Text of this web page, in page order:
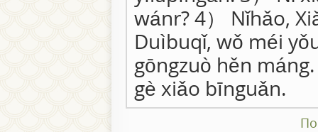
wánr? 4） Nǐhǎo,
Duìbuqǐ, wǒ méi
gōngzuò hěn
gè xiǎo bīnguǎn.